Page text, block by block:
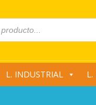
L. INDUSTRIAL L.